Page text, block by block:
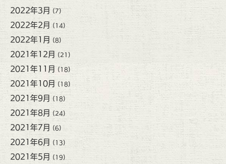
2022年3月 (7)
2022年2月 (14)
2022年1月 (8)
2021年12月 (21)
2021年11月 (18)
2021年10月 (18)
2021年9月 (18)
2021年8月 (24)
2021年7月 (6)
2021年6月 (13)
2021年5月 (19)